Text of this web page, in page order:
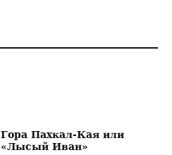
Гора Пахкал-Кая или
«Лысый Иван»